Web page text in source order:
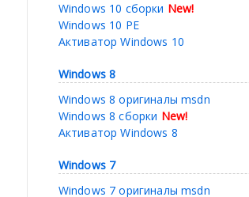
Windows 10 сборки New!
Windows 10 PE
Активатор Windows 10
Windows 8
Windows 8 оригиналы msdn
Windows 8 сборки New!
Активатор Windows 8
Windows 7
Windows 7 оригиналы msdn